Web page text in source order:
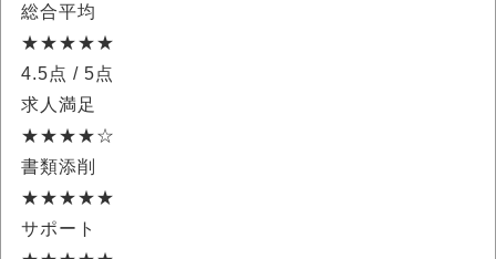
総合平均
★★★★★
4.5点 / 5点
求人満足
★★★★☆
書類添削
★★★★★
サポート